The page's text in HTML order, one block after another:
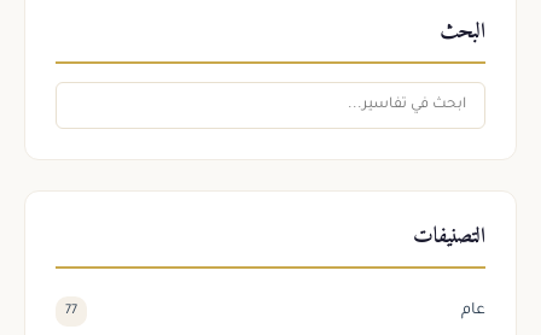
البحث
التصنيفات
عام 77